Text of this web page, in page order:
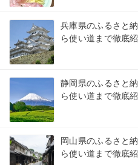
兵庫県のふるさと
ら使い道まで徹底紹
静岡県のふるさと
ら使い道まで徹底紹
岡山県のふるさと
ら使い道まで徹底紹